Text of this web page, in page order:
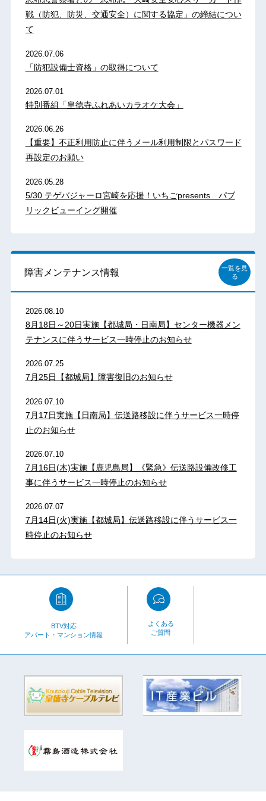
戦（防犯、防災、交通安全）に関する協定」の締結につい
て
2026.07.06
「防犯設備士資格」の取得について
2026.07.01
特別番組「皇徳寺ふれあいカラオケ大会」
2026.06.26
【重要】不正利用防止に伴うメール利用制限とパスワード
再設定のお願い
2026.05.28
5/30 テゲバジャーロ宮崎を応援！いちごpresents パブ
リックビューイング開催
障害メンテナンス情報
一覧を見
る
2026.08.10
8月18日～20日実施【都城局・日南局】センター機器メン
テナンスに伴うサービス一時停止のお知らせ
2026.07.25
7月25日【都城局】障害復旧のお知らせ
2026.07.10
7月17日実施【日南局】伝送路移設に伴うサービス一時停
止のお知らせ
2026.07.10
7月16日(木)実施【鹿児島局】《緊急》伝送路設備改修工
事に伴うサービス一時停止のお知らせ
2026.07.07
7月14日(火)実施【都城局】伝送路移設に伴うサービス一
時停止のお知らせ
BTV対応
アパート・マンション情報
よくある
ご質問